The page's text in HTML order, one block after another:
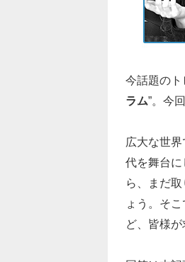
今話題のト
ラム”。今
広大な世
代を舞台に
ら、まだ
ょう。そ
ど、皆様